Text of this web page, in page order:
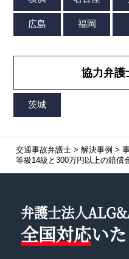
協力弁護
交通事故弁護士> 解決事例 >
等級14級と300万円以上の賠償
弁護士法人
全国対応い